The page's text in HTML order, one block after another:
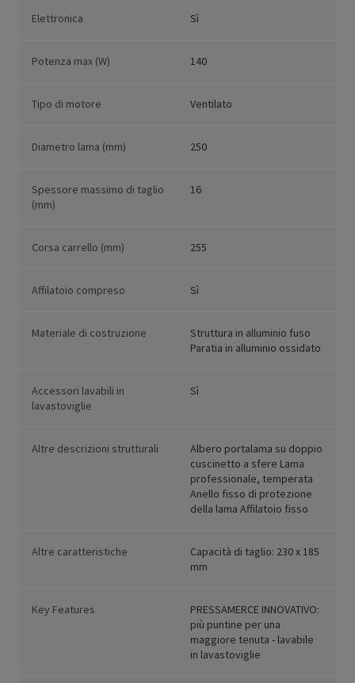
Elettronica Sì
Potenza max (W) 140
Tipo di motore Ventilato
Diametro lama (mm) 250
Spessore massimo di taglio
(mm)
16
Corsa carrello (mm) 255
Affilatoio compreso Sì
Materiale di costruzione
Struttura in alluminio fuso
Paratia in alluminio ossidato
Accessori lavabili in
lavastoviglie
Sì
Altre descrizioni strutturali
Albero portalama su doppio
cuscinetto a sfere Lama
professionale, temperata
Anello fisso di protezione
della lama Affilatoio fisso
Altre caratteristiche
Capacità di taglio: 230 x 185
mm
Key Features
PRESSAMERCE INNOVATIVO:
più puntine per una
maggiore tenuta - lavabile
in lavastoviglie